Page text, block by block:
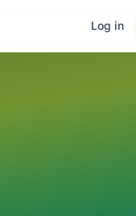
Log in